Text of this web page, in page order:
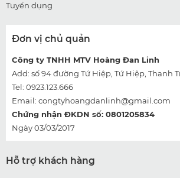
Tuyển dụng
Đơn vị chủ quản
Công ty TNHH MTV Hoàng Đan Linh
Add: số 94 đường Tứ Hiệp, Tứ Hiệp, Thanh
Tel: 0923.123.666
Email: congtyhoangdanlinh@gmail.com
Chứng nhận ĐKDN số: 0801205834
Ngày 03/03/2017
Hỗ trợ khách hàng